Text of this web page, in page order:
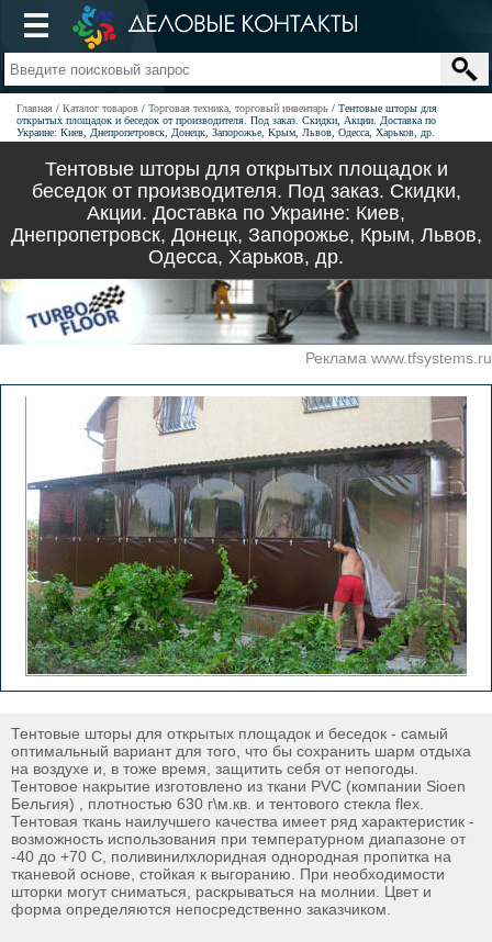
Главная Каталог товаров Торговая техника, торговый инвентарь
Тентовые шторы для
открытых площадок и беседок от производителя. Под заказ. Скидки, Акции. Доставка по
Украине: Киев, Днепропетровск, Донецк, Запорожье, Крым, Львов, Одесса, Харьков, др.
Тентовые шторы для открытых площадок и
беседок от производителя. Под заказ. Скидки,
Акции. Доставка по Украине: Киев,
Днепропетровск, Донецк, Запорожье, Крым, Львов,
Одесса, Харьков, др.
Реклама www.tfsystems.ru
Тентовые шторы для открытых площадок и беседок - самый
оптимальный вариант для того, что бы сохранить шарм отдыха
на воздухе и, в тоже время, защитить себя от непогоды.
Тентовое накрытие изготовлено из ткани PVC (компании Sioen
Бельгия) , плотностью 630 г\м.кв. и тентового стекла flex.
Тентовая ткань наилучшего качества имеет ряд характеристик -
возможность использования при температурном диапазоне от
-40 до +70 С, поливинилхлоридная однородная пропитка на
тканевой основе, стойкая к выгоранию. При необходимости
шторки могут сниматься, раскрываться на молнии. Цвет и
форма определяются непосредственно заказчиком.